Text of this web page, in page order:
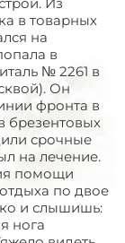
в товарных
на
в
№ 2261 в
Он
фронта в
брезентовых
срочные
на лечение.
помощи
по двое
и слышишь:
нога